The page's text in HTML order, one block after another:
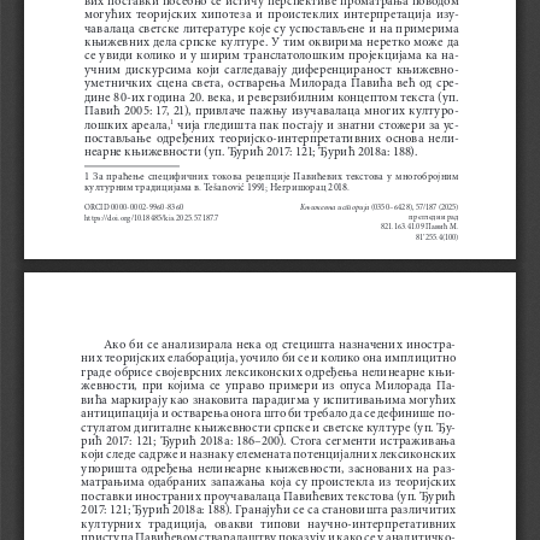
Књижевна историја (0350–6428), 57/187 (2025)
прегледни рад
821.163.41.09 Павић М.
81’ 255.4(10 0)
OrCID 0000-0002-9960-8360
https://doi.org/10.18485/kis.2025.57.187.7
могућих  теоријских  хипотеза  и  проистеклих  интерпретација  изу-
чавалаца светске литературе које су успостављене и на примерима
књижевних дела српске културе. У тим оквирима неретко може да
се  увиди  колико  и  у  ширим  транслатолошким  пројекцијама  ка  на-
учним  дискурсима  који  сагледавају  диференцираност  књижевно
уметничких  сцена  света,  остварења  Милорада  Павића  већ  од  сре-
дине 80-их година 20. века, и реверзибилним концептом текста (уп.
Павић  2005:  17,  21),  привлаче  пажњу  изучавалаца  многих  културо-
лошких ареала, 1 чија гледишта пак постају и знатни стожери за ус
постављање  одређених  теоријско-интерпретативних  основа  нели-
неарне књижевности (уп. Ђурић 2017: 121; Ђурић 2018а: 188).
1  За  праћење  специфичних  токова  рецепције  Павићевих  текстова  у  многобројним
културним традицијама в. Tešanović 1991; Негришорац 2018.
Ако  би  се  анализирала  нека  од  стецишта  назначених  иностра-
них теоријских елаборација, уочило би се и колико она имплицитно
граде обрисе својеврсних лексиконских одређења нелинеарне књи-
жевности,  при  којима  се  управо  примери  из  опуса  Милорада  Па-
вића маркирају као знаковита парадигма у испитивањима могућих
антиципација и остварења онога што би требало да се дефинише по-
стулатом дигиталне књижевности српске и светске културе (уп. Ђу-
рић  2017:  121;  Ђурић  2018а:  186–200).  Стога  сегменти  истраживања
који следе садрже и назнаку елемената потенцијалних лексиконских
упоришта  одређења  нелинеарне  књижевности,  заснованих  на  раз
матрањима  одабраних  запажања  која  су  проистекла  из  теоријских
поставки иностраних проучавалаца Павићевих текстова (уп. Ђурић
2017: 121; Ђурић 2018а: 188). Гранајући се са становишта различитих
културних   традиција,   овакви   типови   научно-интерпретативних
приступа Павићевом стваралаштву показују и како се у аналитичко-